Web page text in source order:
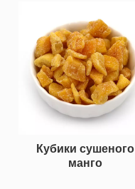
Кубики сушеного
манго